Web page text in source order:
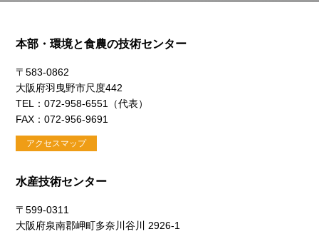
本部・環境と食農の技術センター
〒583-0862
大阪府羽曳野市尺度442
TEL：072-958-6551（代表）
FAX：072-956-9691
アクセスマップ
水産技術センター
〒599-0311
大阪府泉南郡岬町多奈川谷川 2926-1